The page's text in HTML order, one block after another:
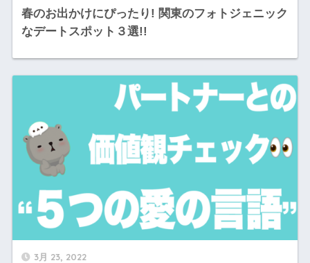
春のお出かけにぴったり! 関東のフォトジェニック
なデートスポット３選!!
3月 23, 2022